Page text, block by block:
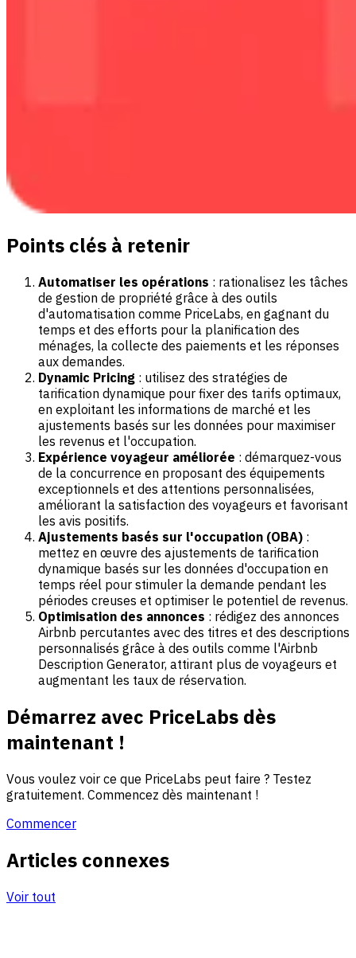
Points clés à retenir
Automatiser les opérations : rationalisez les tâches
de gestion de propriété grâce à des outils
d'automatisation comme PriceLabs, en gagnant du
temps et des efforts pour la planification des
ménages, la collecte des paiements et les réponses
aux demandes.
Dynamic Pricing : utilisez des stratégies de
tarification dynamique pour fixer des tarifs optimaux,
en exploitant les informations de marché et les
ajustements basés sur les données pour maximiser
les revenus et l'occupation.
Expérience voyageur améliorée : démarquez-vous
de la concurrence en proposant des équipements
exceptionnels et des attentions personnalisées,
améliorant la satisfaction des voyageurs et favorisant
les avis positifs.
Ajustements basés sur l'occupation (OBA) :
mettez en œuvre des ajustements de tarification
dynamique basés sur les données d'occupation en
temps réel pour stimuler la demande pendant les
périodes creuses et optimiser le potentiel de revenus.
Optimisation des annonces : rédigez des annonces
Airbnb percutantes avec des titres et des descriptions
personnalisés grâce à des outils comme l'Airbnb
Description Generator, attirant plus de voyageurs et
augmentant les taux de réservation.
Démarrez avec PriceLabs dès
maintenant !
Vous voulez voir ce que PriceLabs peut faire ? Testez
gratuitement. Commencez dès maintenant !
Commencer
Articles connexes
Voir tout